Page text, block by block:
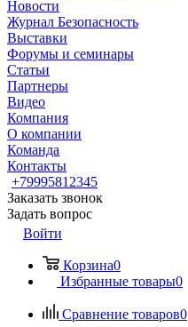
Новости
Журнал Безопасность
Выставки
Форумы и семинары
Статьи
Партнеры
Видео
Компания
О компании
Команда
Контакты
+79995812345
Заказать звонок
Задать вопрос
Войти
Корзина0
Избранные товары0
Сравнение товаров0